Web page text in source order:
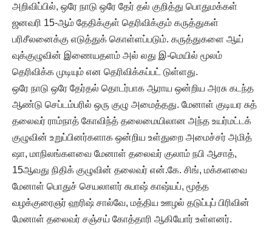
அறிவிப்பில், ஒரே நாடு ஒரே தேர் தல் குறித்து பொதுமக்கள்
ஜனவரி 15-ஆம் தேதிக்குள் தெரிவிக்கும் கருத்துகள்
பரிசீலனைக்கு எடுத்துக் கொள்ளப்படும். கருத்துகளை ஆய்
வுக்குழுவின் இணையதளம் அல் லது இ-மெயில் மூலம்
தெரிவிக்க முடியும் என தெரிவிக்கப்பட் டுள்ளது.
ஒரே நாடு ஒரே தேர்தல் தொடர்பாக ஆராய ஒன்றிய அரசு கடந்த
ஆண்டு செப்டம்பரில் ஒரு குழு அமைத்தது. மேனாள் குடியர சுத்
தலைவர் ராம்நாத் கோவிந்த் தலைமையிலான அந்த உயர்மட்டக்
குழுவின் உறுப்பினர்களாக ஒன்றிய உள்துறை அமைச்சர் அமித்
ஷா, மாநிலங்களவை மேனாள் தலைவர் குலாம் நபி ஆசாத்,
15ஆவது நிதிக் குழுவின் தலைவர் என்.கே. சிங், மக்களவை
மேனாள் பொதுச் செயலாளர் சுபாஷ் காஷ்யப், மூத்த
வழக்குரைஞர் ஹரிஷ் சால்வே, மத்திய ஊழல் தடுப்புப் பிரிவின்
மேனாள் தலைவர் சஞ்சய் கோத்தாரி ஆகியோர் உள்ளனர்.